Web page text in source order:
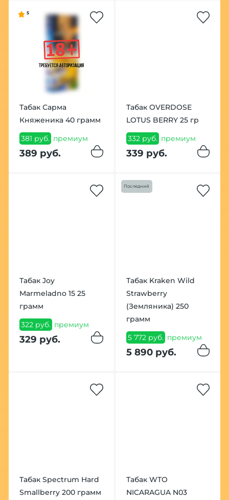
5
Табак Сарма
Княженика 40 грамм
381 руб. премиум
389 руб.
Табак OVERDOSE
LOTUS BERRY 25 гр
332 руб. премиум
339 руб.
Табак Joy
Marmeladno 15 25
грамм
322 руб. премиум
329 руб.
Последний
Табак Kraken Wild
Strawberry
(Земляника) 250
грамм
5 772 руб. премиум
5 890 руб.
Табак Spectrum Hard
Smallberry 200 грамм
Табак WTO
NICARAGUA N03